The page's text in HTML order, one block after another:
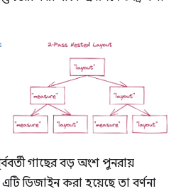
গাছের বড় অংশ পুনরায়
ডিজাইন করা হয়েছে তা বর্ণনা